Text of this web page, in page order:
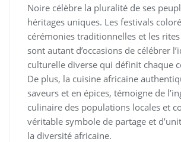
Noire célèbre la pluralité de ses
héritages uniques. Les festivals
cérémonies traditionnelles et les
sont autant d’occasions de célébrer
culturelle diverse qui définit chaque
De plus, la cuisine africaine
saveurs et en épices, témoigne de
culinaire des populations locales et
véritable symbole de partage et
la diversité africaine.